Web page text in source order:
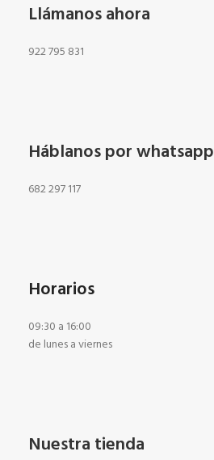
Llámanos ahora
922 795 831
Háblanos por whatsapp
682 297 117
Horarios
09:30 a 16:00
de lunes a viernes
Nuestra tienda